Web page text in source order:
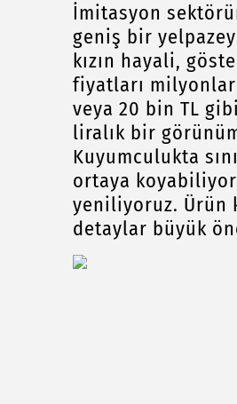
İmitasyon
geniş bir
kızın hayali,
fiyatları
veya 20 bin TL
liralık bir
Kuyumculukta
ortaya
yeniliyoruz. Ürün
detaylar büyük